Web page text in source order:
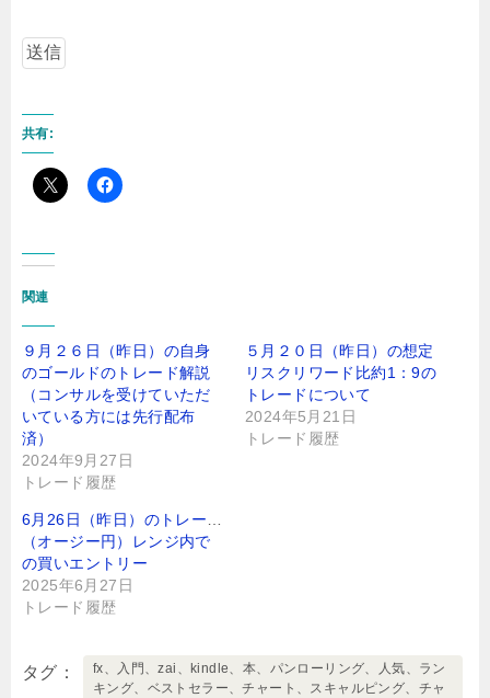
共有:
関連
９月２６日（昨日）の自身
のゴールドのトレード解説
（コンサルを受けていただ
いている方には先行配布
済）
2024年9月27日
トレード履歴
５月２０日（昨日）の想定
リスクリワード比約1：9の
トレードについて
2024年5月21日
トレード履歴
6月26日（昨日）のトレード
（オージー円）レンジ内で
の買いエントリー
2025年6月27日
トレード履歴
タグ
fx、入門、zai、kindle、本、パンローリング、人気、ラン
キング、ベストセラー、チャート、スキャルピング、チャ